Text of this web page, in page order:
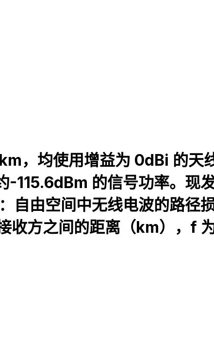
，均使用增益为 0dBi 的
-115.6dBm 的信号功率。现
自由空间中无线电波的路
方之间的距离（km），f